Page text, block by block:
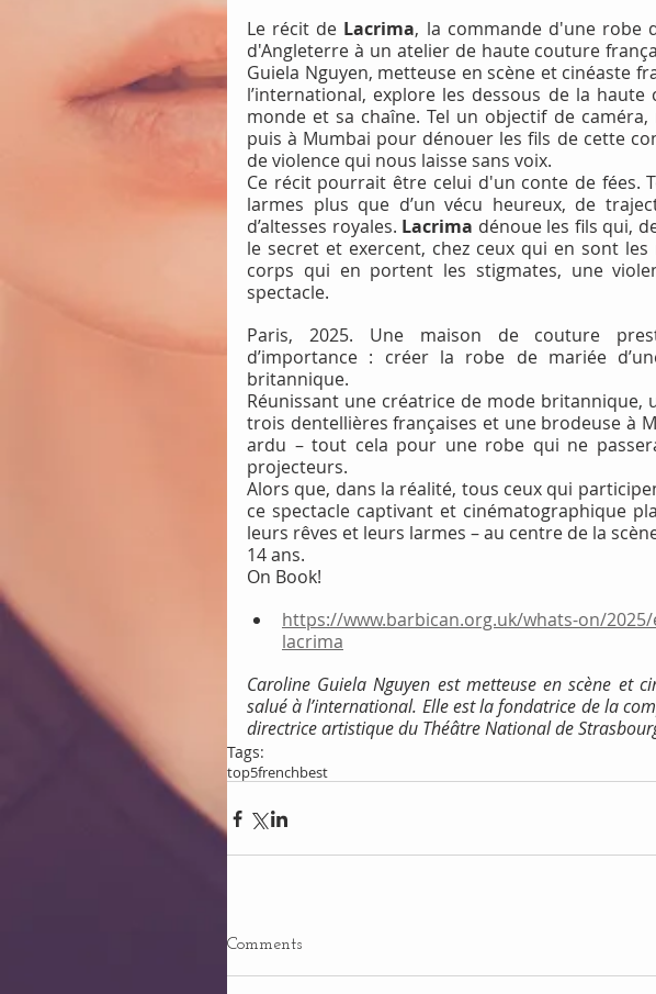
Le récit de Lacrima, la commande d'une robe
d'Angleterre à un atelier de haute couture
Guiela Nguyen, metteuse en scène et cinéaste
l’international, explore les dessous de la
monde et sa chaîne. Tel un objectif de
puis à Mumbai pour dénouer les fils de cette
de violence qui nous laisse sans voix.
Ce récit pourrait être celui d'un conte de fées.
larmes plus que d’un vécu heureux, de
d’altesses royales. Lacrima dénoue les fils qui,
le secret et exercent, chez ceux qui en sont
corps qui en portent les stigmates, une
spectacle.
Paris, 2025. Une maison de couture
d’importance : créer la robe de mariée
britannique.
Réunissant une créatrice de mode britannique,
trois dentellières françaises et une brodeuse à
ardu – tout cela pour une robe qui ne
projecteurs.
Alors que, dans la réalité, tous ceux qui
ce spectacle captivant et cinématographique
leurs rêves et leurs larmes – au centre de la
14 ans.
On Book!
https://www.barbican.org.uk/whats-on/
lacrima
Caroline Guiela Nguyen est metteuse en scène et
salué à l’international. Elle est la fondatrice de la
directrice artistique du Théâtre National de
Tags:
top5frenchbest
Comments